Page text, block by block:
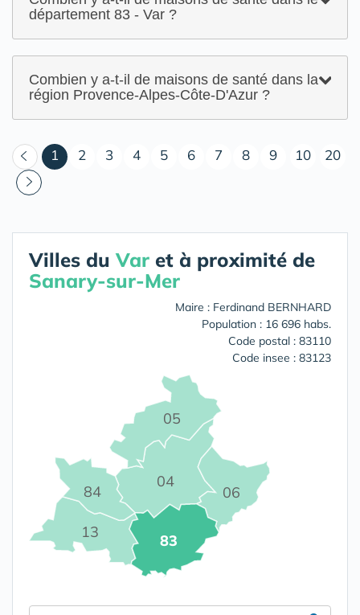
département 83 - Var ?
Combien y a-t-il de maisons de santé dans la
région Provence-Alpes-Côte-D'Azur ?
1 (courant)
2 3 4 5 6 7 8 9 10 20
Villes duVar et à proximité de
Sanary-sur-Mer
Maire : Ferdinand BERNHARD
Population : 16 696 habs.
Code postal : 83110
Code insee : 83123
04
05
06
13 83
84